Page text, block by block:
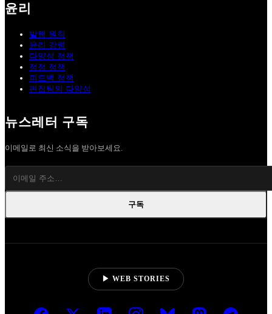
윤리
발행 원칙
윤리 강령
다양성 정책
정정 정책
피드백 정책
편집팀의 다양성
뉴스레터 구독
이메일로 최신 소식을 받아보세요.
구독
▶ WEB STORIES